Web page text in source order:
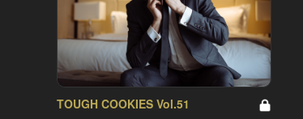
TOUGH COOKIES Vol.51